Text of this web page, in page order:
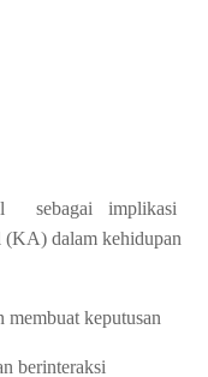
sebagai implikasi
(KA) dalam kehidupan
keputusan
berinteraksi